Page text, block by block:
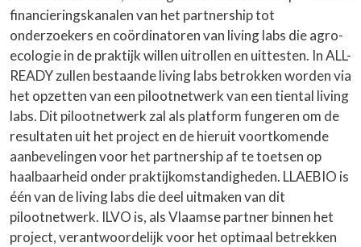
financieringskanalen van het partnership tot
onderzoekers en coördinatoren van living labs die agro-
ecologie in de praktijk willen uitrollen en uittesten. In ALL-
READY zullen bestaande living labs betrokken worden via
het opzetten van een pilootnetwerk van een tiental living
labs. Dit pilootnetwerk zal als platform fungeren om de
resultaten uit het project en de hieruit voortkomende
aanbevelingen voor het partnership af te toetsen op
haalbaarheid onder praktijkomstandigheden. LLAEBIO is
één van de living labs die deel uitmaken van dit
pilootnetwerk. ILVO is, als Vlaamse partner binnen het
project, verantwoordelijk voor het optimaal betrekken